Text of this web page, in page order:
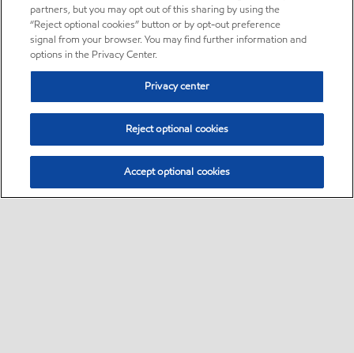
partners, but you may opt out of this sharing by using the
“Reject optional cookies” button or by opt-out preference
signal from your browser. You may find further information and
options in the Privacy Center.
Privacy center
Reject optional cookies
Accept optional cookies